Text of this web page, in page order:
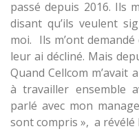
passé depuis 2016. Ils
disant qu’ils veulent
moi. Ils m’ont
leur ai décliné. Mais
Quand Cellcom m’avait
à travailler ensemble
parlé avec mon
sont compris », a révélé